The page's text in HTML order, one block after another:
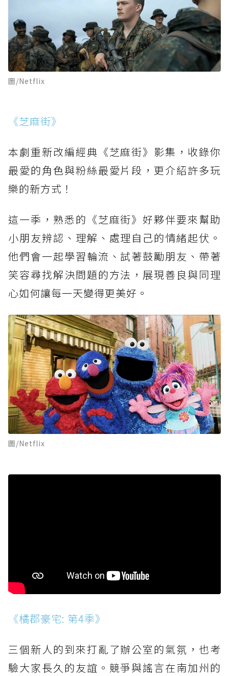
圖/Netflix
《芝麻街》
本劇重新改編經典《芝麻街》影集，收錄你
最愛的角色與粉絲最愛片段，更介紹許多玩
樂的新方式！
這一季，熟悉的《芝麻街》好夥伴要來幫助
小朋友辨認、理解、處理自己的情緒起伏。
他們會一起學習輪流、試著鼓勵朋友、帶著
笑容尋找解決問題的方法，展現善良與同理
心如何讓每一天變得更美好。
圖/Netflix
《橘郡豪宅: 第4季》
三個新人的到來打亂了辦公室的氣氛，也考
驗大家長久的友誼。競爭與謠言在南加州的